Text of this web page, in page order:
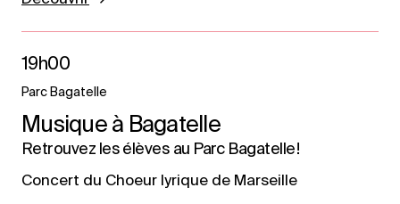
Musique à Bagatelle
Retrouvez les élèves au Parc Bagatelle !
19h00
Parc Bagatelle
Concert du Choeur lyrique de Marseille